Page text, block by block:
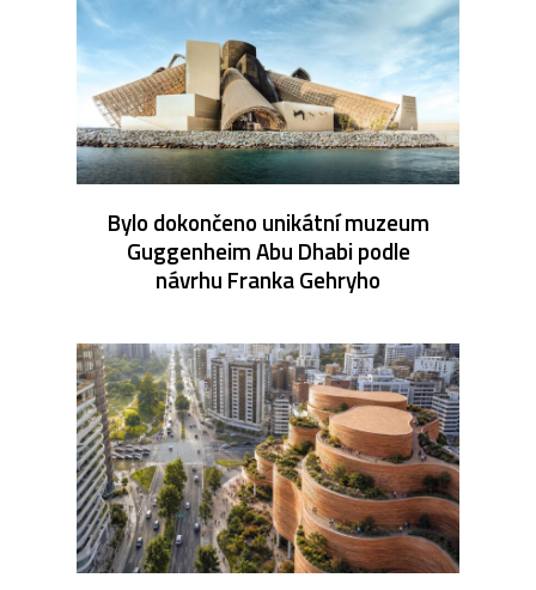
Bylo dokončeno unikátní muzeum
Guggenheim Abu Dhabi podle
návrhu Franka Gehryho